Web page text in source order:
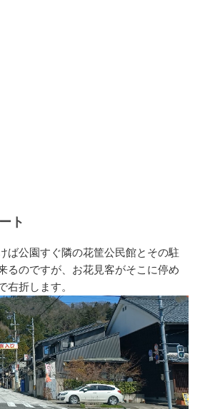
ト
ば公園すぐ隣の花筐公民館とその駐
るのですが、お花見客がそこに停め
右折します。